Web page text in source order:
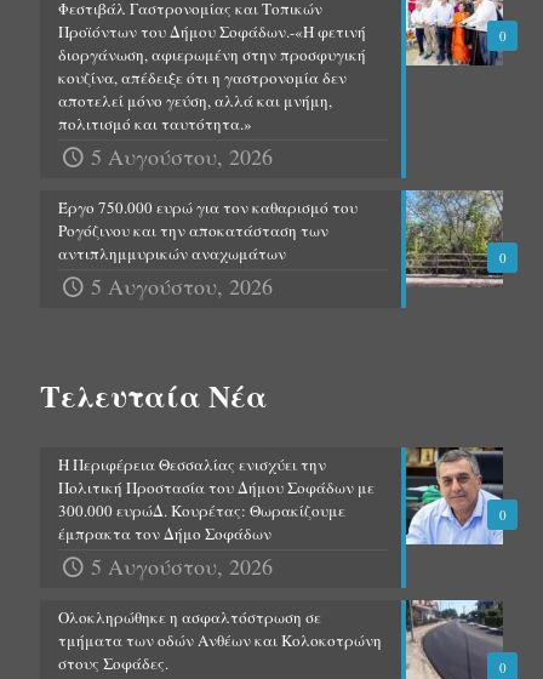
0
Φεστιβάλ Γαστρονομίας και Τοπικών
Προϊόντων του Δήμου Σοφάδων.-«Η φετινή
διοργάνωση, αφιερωμένη στην προσφυγική
κουζίνα, απέδειξε ότι η γαστρονομία δεν
αποτελεί μόνο γεύση, αλλά και μνήμη,
πολιτισμό και ταυτότητα.»
5 Αυγούστου, 2026
0
Έργο 750.000 ευρώ για τον καθαρισμό του
Ρογόζινου και την αποκατάσταση των
αντιπλημμυρικών αναχωμάτων
5 Αυγούστου, 2026
Τελευταία Νέα
0
Η Περιφέρεια Θεσσαλίας ενισχύει την
Πολιτική Προστασία του Δήμου Σοφάδων με
300.000 ευρώΔ. Κουρέτας: Θωρακίζουμε
έμπρακτα τον Δήμο Σοφάδων
5 Αυγούστου, 2026
0
Ολοκληρώθηκε η ασφαλτόστρωση σε
τμήματα των οδών Ανθέων και Κολοκοτρώνη
στους Σοφάδες.